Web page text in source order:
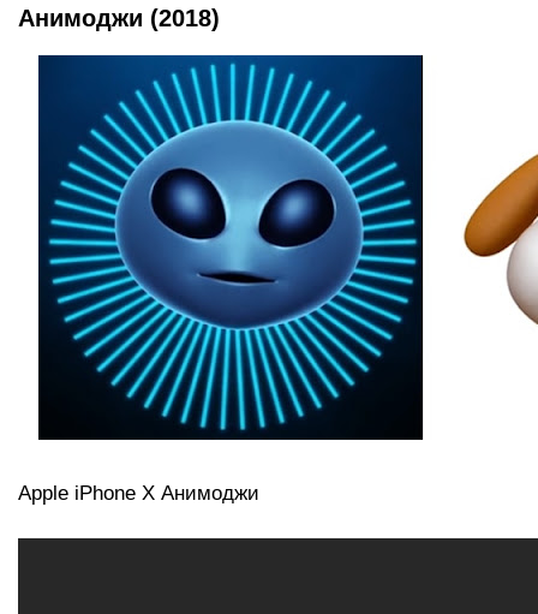
Анимоджи (2018)
Apple iPhone X Анимоджи